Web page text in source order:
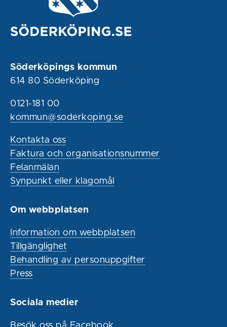
Söderköpings kommun
614 80 Söderköping
0121-181 00
kommun@soderkoping.se
Kontakta oss
Faktura och organisationsnummer
Felanmälan
Synpunkt eller klagomål
Om webbplatsen
Information om webbplatsen
Tillgänglighet
Behandling av personuppgifter
Press
Sociala medier